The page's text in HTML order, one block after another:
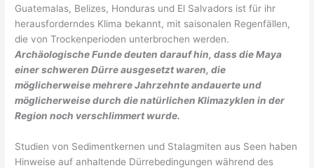
Guatemalas, Belizes, Honduras und El Salvadors ist für ihr
herausforderndes Klima bekannt, mit saisonalen Regenfällen,
die von Trockenperioden unterbrochen werden.
Archäologische Funde deuten darauf hin, dass die Maya
einer schweren Dürre ausgesetzt waren, die
möglicherweise mehrere Jahrzehnte andauerte und
möglicherweise durch die natürlichen Klimazyklen in der
Region noch verschlimmert wurde.
Studien von Sedimentkernen und Stalagmiten aus Seen haben
Hinweise auf anhaltende Dürrebedingungen während des